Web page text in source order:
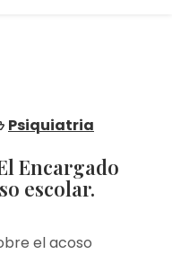
Psiquiatria
Encargado
escolar.
el acoso